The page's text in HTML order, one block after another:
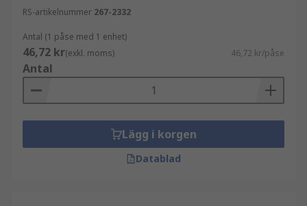
RS-artikelnummer 267-2332
Antal (1 påse med 1 enhet)
46,72 kr(exkl. moms) 46,72 kr/påse
Antal
Lägg i korgen
Datablad